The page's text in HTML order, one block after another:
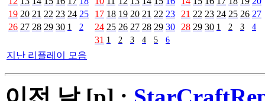
19 20 21 22 23 24 25
26 27 28 29 30 1 2
17 18 19 20 21 22 23
24 25 26 27 28 29 30
31 1 2 3 4 5 6
21 22 23 24 25 26 27
28 29 30 1 2 3 4
지난 리플레이 모음